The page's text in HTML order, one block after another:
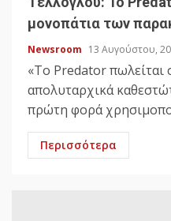
μονοπάτια των
Newsroom 13 Αυγούστου,
«Το Predator πωλείται
απολυταρχικά
πρώτη φορά
Περισσότερα